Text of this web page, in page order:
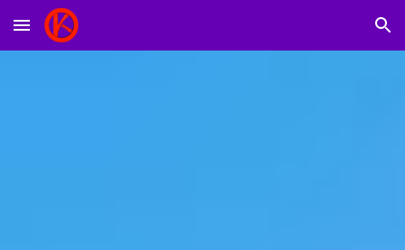
Skip to main content Skip to navigation